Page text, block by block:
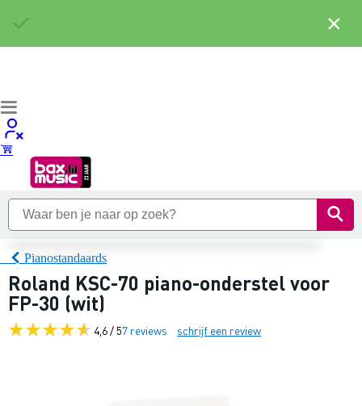
Pianostandaards
Roland KSC-70 piano-onderstel voor
FP-30 (wit)
4,6 / 57 reviews schrijf een review
×